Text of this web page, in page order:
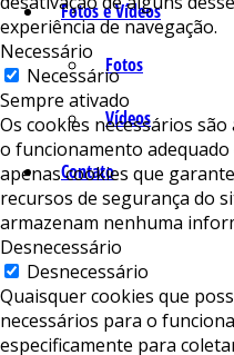
Fotos e Vídeos
Fotos
Vídeos
Contato
experiência de navegação.
Necessário
Necessário
Sempre ativado
Os cookies necessários
o funcionamento
apenas cookies que
recursos de segurança do
armazenam nenhuma
Desnecessário
Desnecessário
Quaisquer cookies que
necessários para o
especificamente para